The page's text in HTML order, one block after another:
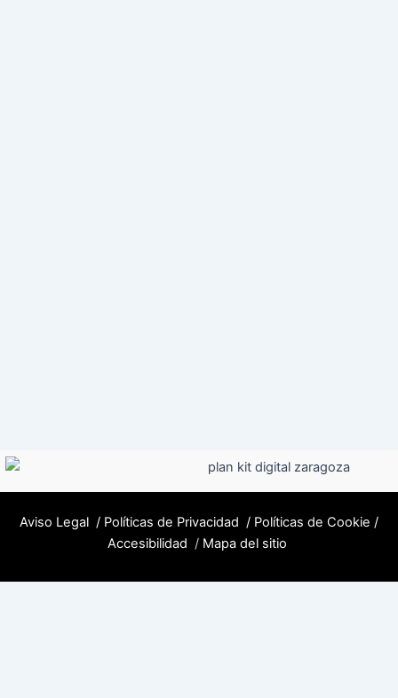
Aviso Legal / Políticas de Privacidad / Políticas de Cookie /
Accesibilidad / Mapa del sitio